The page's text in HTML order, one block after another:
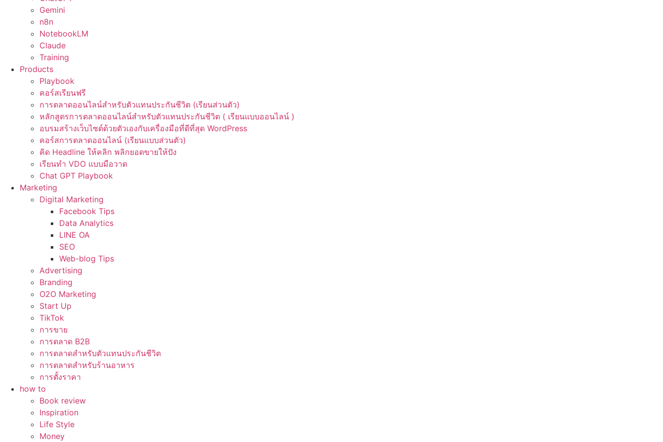
Gemini
n8n
NotebookLM
Claude
Training
Products
Playbook
คอร์สเรียนฟรี
การตลาดออนไลน์สำหรับตัวแทนประกันชีวิต (เรียนส่วนตัว)
หลักสูตรการตลาดออนไลน์สำหรับตัวแทนประกันชีวิต ( เรียนแบบออนไลน์ )
อบรมสร้างเว็บไซต์ด้วยตัวเองกับเครื่องมือที่ดีที่สุด WordPress
คอร์สการตลาดออนไลน์ (เรียนแบบส่วนตัว)
คิด Headline ให้คลิก พลิกยอดขายให้ปัง
เรียนทำ VDO แบบมือวาด
Chat GPT Playbook
Marketing
Digital Marketing
Facebook Tips
Data Analytics
LINE OA
SEO
Web-blog Tips
Advertising
Branding
O2O Marketing
Start Up
TikTok
การขาย
การตลาด B2B
การตลาดสำหรับตัวแทนประกันชีวิต
การตลาดสำหรับร้านอาหาร
การตั้งราคา
how to
Book review
Inspiration
Life Style
Money